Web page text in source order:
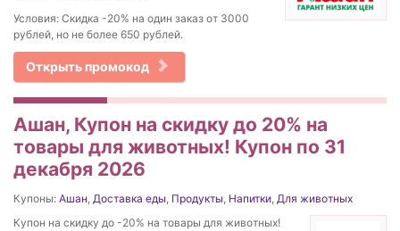
Условия: Скидка -20% на один заказ от 3000
рублей, но не более 650 рублей.
Открыть промокод
Ашан, Купон на скидку до 20% на
товары для животных! Купон по 31
декабря 2026
Купоны: Ашан, Доставка еды, Продукты, Напитки, Для животных
Купон на скидку до -20% на товары для животных!